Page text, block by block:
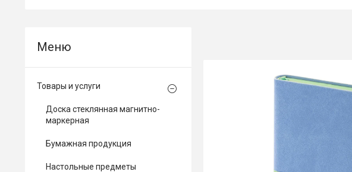
Товары и услуги
Доска стеклянная магнитно-
маркерная
Бумажная продукция
Настольные предметы